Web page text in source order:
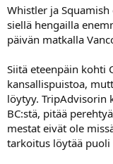
Whistler ja
siellä hengailla
päivän matkalla
Siitä eteenpäin kohti
kansallispuistoa,
löytyy. TripAdvisorin
BC:stä, pitää
mestat eivät ole
tarkoitus löytää puoli